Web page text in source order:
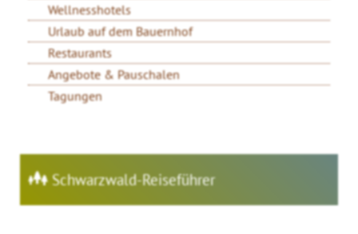
Wellnesshotels
Urlaub auf dem Bauernhof
Restaurants
Angebote & Pauschalen
Tagungen
Schwarzwald-Reiseführer